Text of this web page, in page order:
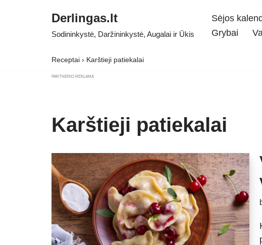
Derlingas.lt
Sodininkystė, Daržininkystė, Augalai ir Ūkis
Sėjos
Grybai
Receptai › Karštieji patiekalai
PARTNERIO REKLAMA
Karštieji patiekalai